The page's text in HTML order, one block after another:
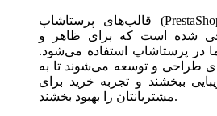
قالب‌های پرستاشاپ (PrestaShop themes) مجموعه‌ای از
شده است که برای ظاهر و
در پرستاشاپ استفاده می‌شود.
طراحی و توسعه می‌شوند تا به
ببخشند و تجربه خرید برای
مشتریانتان را بهبود بخشند.